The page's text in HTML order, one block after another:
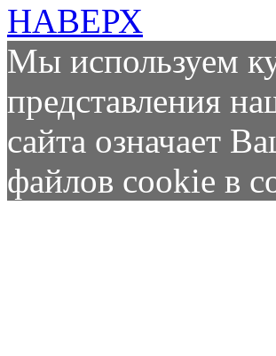
НАВЕРХ
Мы используем
представления
сайта означает
файлов cookie в